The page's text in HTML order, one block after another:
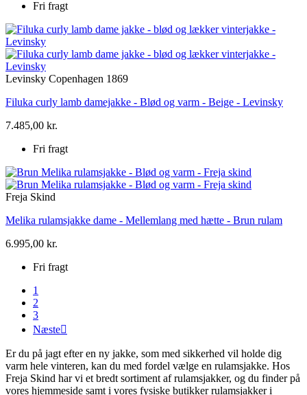
Fri fragt
Levinsky Copenhagen 1869
Filuka curly lamb damejakke - Blød og varm - Beige - Levinsky
7.485,00 kr.
Fri fragt
Freja Skind
Melika rulamsjakke dame - Mellemlang med hætte - Brun rulam
6.995,00 kr.
Fri fragt
1
2
3
Næste
Er du på jagt efter en ny jakke, som med sikkerhed vil holde dig
varm hele vinteren, kan du med fordel vælge en rulamsjakke. Hos
Freja Skind har vi et bredt sortiment af rulamsjakker, og du finder på
vores hjemmeside samt i vores fysiske butikker rulamsjakker i